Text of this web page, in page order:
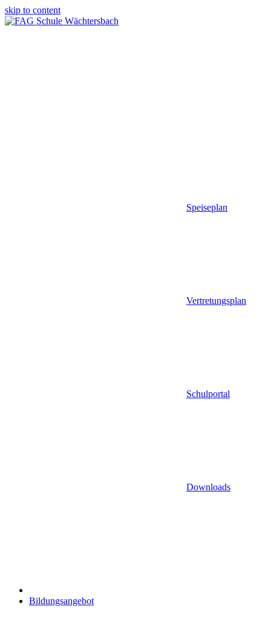
skip to content
Speiseplan
Vertretungsplan
Schulportal
Downloads
Bildungsangebot